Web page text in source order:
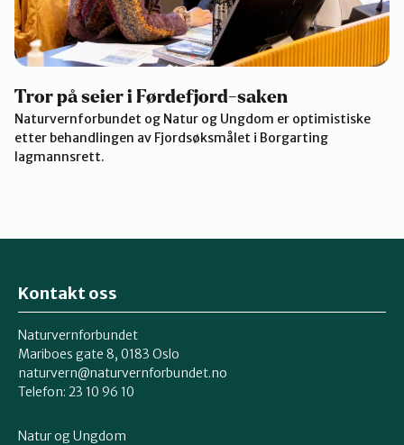
Tror på seier i Førdefjord-saken
Naturvernforbundet og Natur og Ungdom er optimistiske
etter behandlingen av Fjordsøksmålet i Borgarting
lagmannsrett.
Kontakt oss
Naturvernforbundet
Mariboes gate 8, 0183 Oslo
naturvern@naturvernforbundet.no
Telefon: 23 10 96 10
Natur og Ungdom